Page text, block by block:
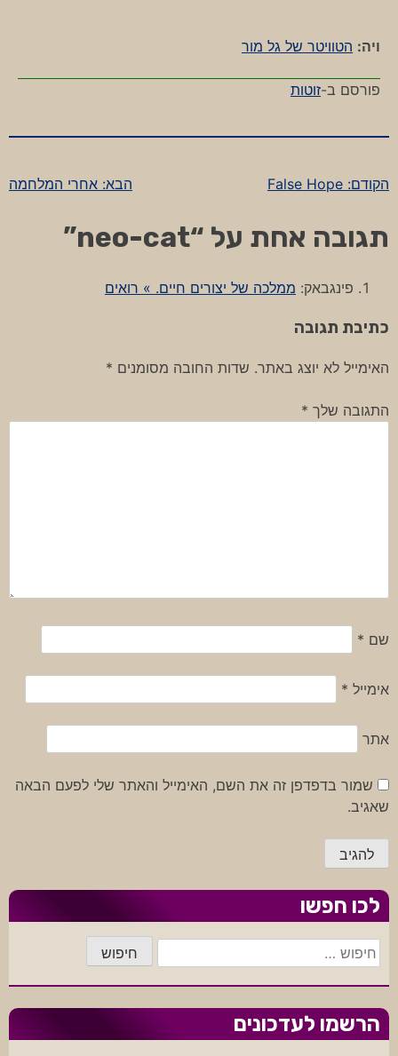
ויה: הטוויטר של גל מור
פורסם ב-זוטות
ניווט
הקודם: False Hope הבא: אחרי המלחמה
תגובה אחת על “neo-cat
”
פינגבאק: ממלכה של יצורים חיים. » רואים
כתיבת תגובה
האימייל לא יוצג באתר. שדות החובה מסומנים *
התגובה שלך *
שם *
אימייל *
אתר
שמור בדפדפן זה את השם, האימייל והאתר שלי לפעם הבאה
שאגיב.
לכו חפשו
חיפוש:
הרשמו לעדכונים